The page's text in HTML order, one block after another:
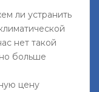
ли устранить
нет такой
больше
цену